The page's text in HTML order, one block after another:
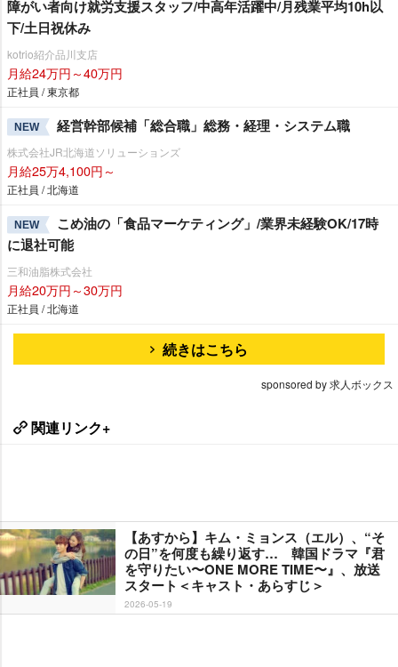
障がい者向け就労支援スタッフ/中高年活躍中/月残業平均10h以
下/土日祝休み
kotrio紹介品川支店
月給24万円～40万円
正社員 / 東京都
NEW 経営幹部候補「総合職」総務・経理・システム職
株式会社JR北海道ソリューションズ
月給25万4,100円～
正社員 / 北海道
NEW
こめ油の「食品マーケティング」/業界未経験OK/17時
に退社可能
三和油脂株式会社
月給20万円～30万円
正社員 / 北海道
続きはこちら
sponsored by 求人ボックス
関連リンク+
【あすから】キム・ミョンス（エル）、“そ
の日”を何度も繰り返す… 韓国ドラマ『君
を守りたい〜ONE MORE TIME〜』、放送
スタート＜キャスト・あらすじ＞
2026-05-19